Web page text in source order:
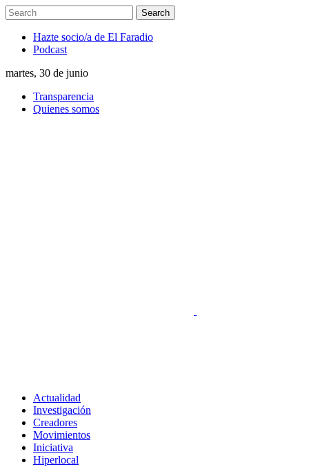
Hazte socio/a de El Faradio
Podcast
martes, 30 de junio
Transparencia
Quienes somos
Actualidad
Investigación
Creadores
Movimientos
Iniciativa
Hiperlocal